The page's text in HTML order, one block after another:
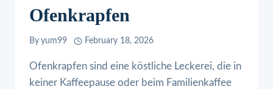
Ofenkrapfen
By yum99 February 18, 2026
Ofenkrapfen sind eine köstliche Leckerei, die in
keiner Kaffeepause oder beim Familienkaffee